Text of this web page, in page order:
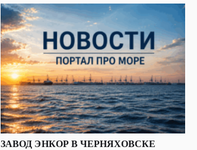
ЗАВОД ЭНКОР В ЧЕРНЯХОВСКЕ